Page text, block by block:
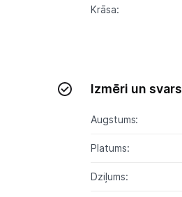
Krāsa:
Izmēri un svars
Augstums:
Platums:
Dziļums: